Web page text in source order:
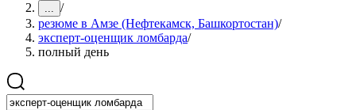
... /
резюме в Амзе (Нефтекамск, Башкортостан)/
эксперт-оценщик ломбарда/
полный день